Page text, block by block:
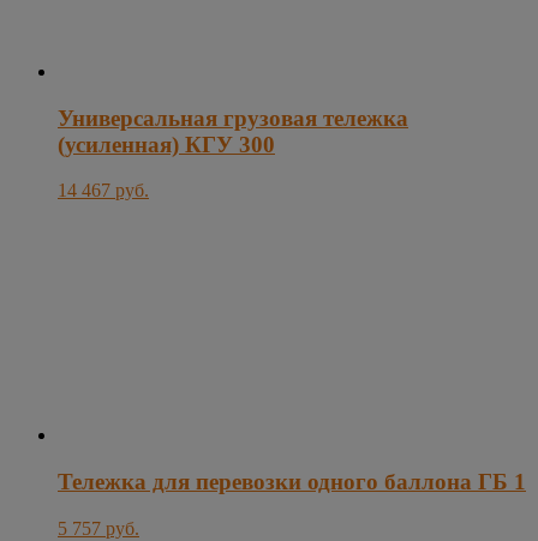
Универсальная грузовая тележка
(усиленная) КГУ 300
14 467 руб.
Тележка для перевозки одного баллона ГБ 1
5 757 руб.